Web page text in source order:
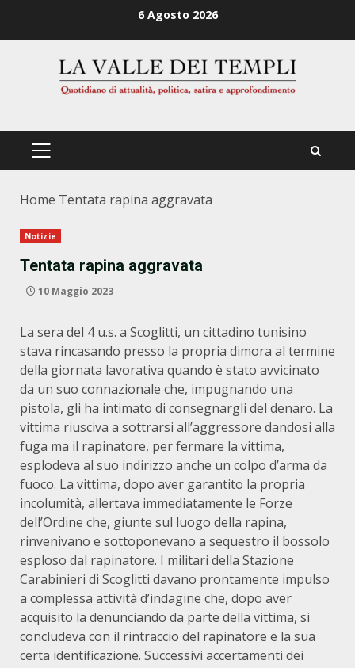
6 Agosto 2026
PRIMÄRES
Home Tentata rapina aggravata
Notizie
Tentata rapina aggravata
10 Maggio 2023
La sera del 4 u.s. a Scoglitti, un cittadino tunisino
stava rincasando presso la propria dimora al termine
della giornata lavorativa quando è stato avvicinato
da un suo connazionale che, impugnando una
pistola, gli ha intimato di consegnargli del denaro. La
vittima riusciva a sottrarsi all’aggressore dandosi alla
fuga ma il rapinatore, per fermare la vittima,
esplodeva al suo indirizzo anche un colpo d’arma da
fuoco. La vittima, dopo aver garantito la propria
incolumità, allertava immediatamente le Forze
dell’Ordine che, giunte sul luogo della rapina,
rinvenivano e sottoponevano a sequestro il bossolo
esploso dal rapinatore. I militari della Stazione
Carabinieri di Scoglitti davano prontamente impulso
a complessa attività d’indagine che, dopo aver
acquisito la denunciando da parte della vittima, si
concludeva con il rintraccio del rapinatore e la sua
certa identificazione. Successivi accertamenti dei